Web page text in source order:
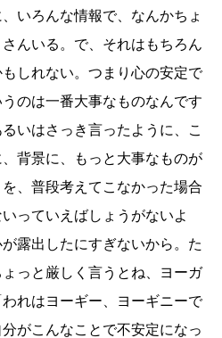
いろんな情報で、なんかちょ
んいる。で、それはもちろん
しれない。つまり心の安定で
のは一番大事なものなんです
いはさっき言ったように、こ
背景に、もっと大事なものが
、普段考えてこなかった場合
っていえばしょうがないよ
露出したにすぎないから。た
と厳しく言うとね、ヨーガ
れはヨーギー、ヨーギニーで
がこんなことで不安定になっ